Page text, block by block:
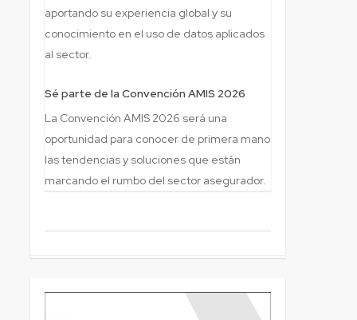
aportando su experiencia global y su
conocimiento en el uso de datos aplicados
al sector.
Sé parte de la Convención AMIS 2026
La Convención AMIS 2026 será una
oportunidad para conocer de primera mano
las tendencias y soluciones que están
marcando el rumbo del sector asegurador.